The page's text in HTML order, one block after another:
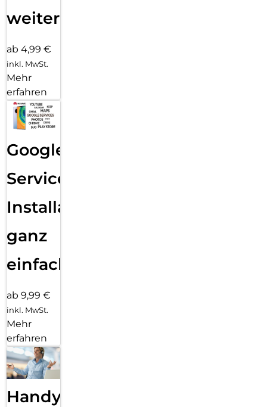
weiter
ab 4,99 €
inkl. MwSt.
Mehr
erfahren
Google
Services
Installation
ganz
einfach
ab 9,99 €
inkl. MwSt.
Mehr
erfahren
Handy